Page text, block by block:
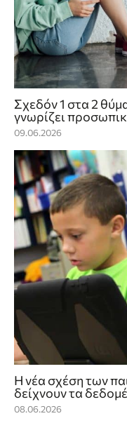
Σχεδόν 1 στα 2
γνωρίζει
09.06.2026
Η νέα σχέση των
δείχνουν τα
08.06.2026